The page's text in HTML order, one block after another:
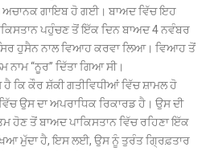
ਗਾਇਬ ਹੋ ਗਈ। ਬਾਅਦ ਵਿੱਚ ਇਹ
ਪਹੁੰਚਣ ਤੋਂ ਇੱਕ ਦਿਨ ਬਾਅਦ 4 ਨਵੰਬਰ
ਹੁਸੈਨ ਨਾਲ ਵਿਆਹ ਕਰਵਾ ਲਿਆ। ਵਿਆਹ ਤੋਂ
‘‘ਨੂਰ’’ ਦਿੱਤਾ ਗਿਆ ਸੀ।
ਹੈ ਕਿ ਕੌਰ ਸ਼ੱਕੀ ਗਤੀਵਿਧੀਆਂ ਵਿੱਚ ਸ਼ਾਮਲ ਹੋ
ਉਸ ਦਾ ਅਪਰਾਧਿਕ ਰਿਕਾਰਡ ਹੈ। ਉਸ ਦੀ
ਹੋਣ ਤੋਂ ਬਾਅਦ ਪਾਕਿਸਤਾਨ ਵਿੱਚ ਰਹਿਣਾ ਇੱਕ
ਮੁੱਦਾ ਹੈ, ਇਸ ਲਈ, ਉਸ ਨੂੰ ਤੁਰੰਤ ਗ੍ਰਿਫ਼ਤਾਰ